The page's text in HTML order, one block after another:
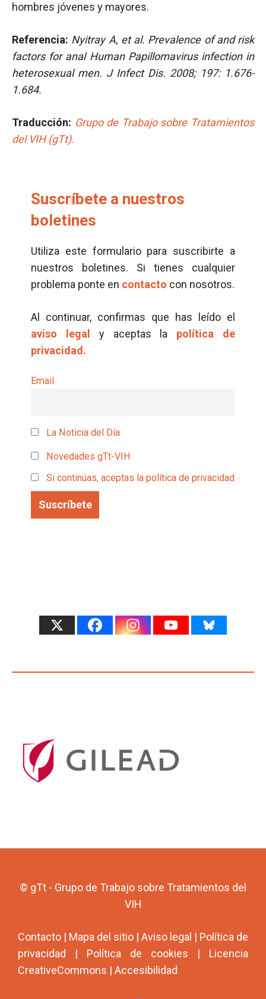
hombres jóvenes y mayores.
Referencia: Nyitray A, et al. Prevalence of and risk
factors for anal Human Papillomavirus infection in
heterosexual men. J Infect Dis. 2008; 197: 1.676-
1.684.
Traducción: Grupo de Trabajo sobre Tratamientos
del VIH (gTt).
Suscríbete a nuestros
boletines
Utiliza este formulario para suscribirte a
nuestros boletines. Si tienes cualquier
problema ponte en contacto con nosotros.
Al continuar, confirmas que has leído el
aviso legal
y aceptas la política de
privacidad.
Email
La Noticia del Día
Novedades gTt-VIH
Si continúas, aceptas la política de privacidad
© gTt - Grupo de Trabajo sobre Tratamientos del
VIH
Contacto | Mapa del sitio | Aviso legal | Política de
privacidad | Política de cookies | Licencia
CreativeCommons | Accesibilidad